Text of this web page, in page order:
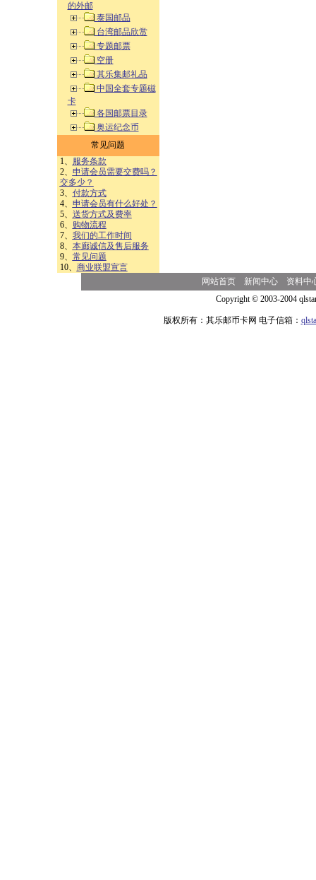
的外邮
泰国邮品
台湾邮品欣赏
专题邮票
空册
其乐集邮礼品
中国全套专题磁
卡
各国邮票目录
奥运纪念币
常见问题
1、
服务条款
2、 申请会员需要交费吗？
交多少？
3、 付款方式
4、 申请会员有什么好处？
5、 送货方式及费率
6、
购物流程
7、 我们的工作时间
8、 本廊诚信及售后服务
9、 常见问题
10、 商业联盟宣言
网站首页 新闻中心
资料中
Copyright © 2003-2004
版权所有：其乐邮币卡网 电子信箱：